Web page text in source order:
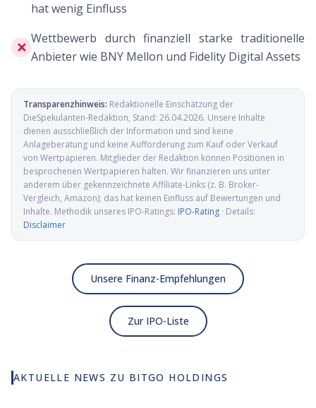
hat wenig Einfluss
✕
Wettbewerb durch finanziell starke traditionelle
Anbieter wie BNY Mellon und Fidelity Digital Assets
Transparenzhinweis: Redaktionelle Einschätzung der
DieSpekulanten-Redaktion, Stand: 26.04.2026. Unsere Inhalte
dienen ausschließlich der Information und sind keine
Anlageberatung und keine Aufforderung zum Kauf oder Verkauf
von Wertpapieren. Mitglieder der Redaktion können Positionen in
besprochenen Wertpapieren halten. Wir finanzieren uns unter
anderem über gekennzeichnete Affiliate-Links (z. B. Broker-
Vergleich, Amazon); das hat keinen Einfluss auf Bewertungen und
Inhalte. Methodik unseres IPO-Ratings: IPO-Rating · Details:
Disclaimer
Unsere Finanz-Empfehlungen
Zur IPO-Liste
AKTUELLE NEWS ZU BITGO HOLDINGS
BitGo IPO: Krypto-Custody-